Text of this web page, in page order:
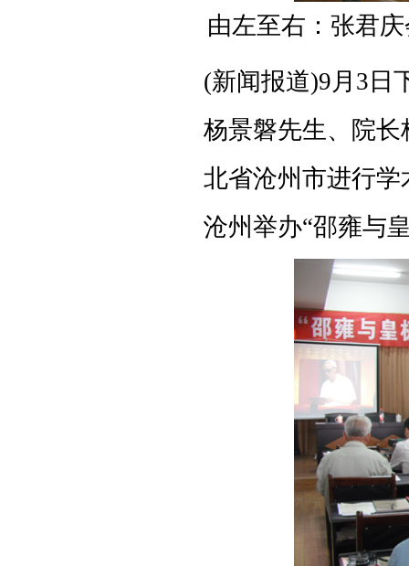
由左至右：张君
(新闻报道)9月3日
杨景磐先生、院
北省沧州市进行
沧州举办“邵雍与